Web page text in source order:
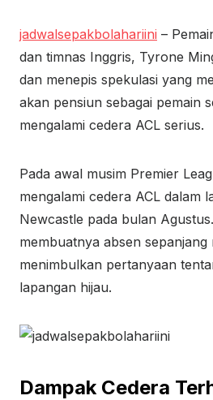
jadwalsepakbolahariini –
dan timnas Inggris, Tyrone
dan menepis spekulasi yang
akan pensiun sebagai pemain
mengalami cedera ACL serius.
Pada awal musim Premier
mengalami cedera ACL dalam
Newcastle pada bulan
membuatnya absen sepanjang
menimbulkan pertanyaan
lapangan hijau.
Dampak Cedera